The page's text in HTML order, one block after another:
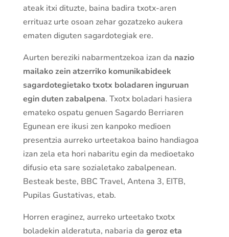
ateak itxi dituzte, baina badira txotx-aren
errituaz urte osoan zehar gozatzeko aukera
ematen diguten sagardotegiak ere.
Aurten bereziki nabarmentzekoa izan da nazio
mailako zein atzerriko komunikabideek
sagardotegietako txotx boladaren inguruan
egin duten zabalpena. Txotx boladari hasiera
emateko ospatu genuen Sagardo Berriaren
Egunean ere ikusi zen kanpoko medioen
presentzia aurreko urteetakoa baino handiagoa
izan zela eta hori nabaritu egin da medioetako
difusio eta sare sozialetako zabalpenean.
Besteak beste, BBC Travel, Antena 3, EITB,
Pupilas Gustativas, etab.
Horren eraginez, aurreko urteetako txotx
boladekin alderatuta, nabaria da geroz eta